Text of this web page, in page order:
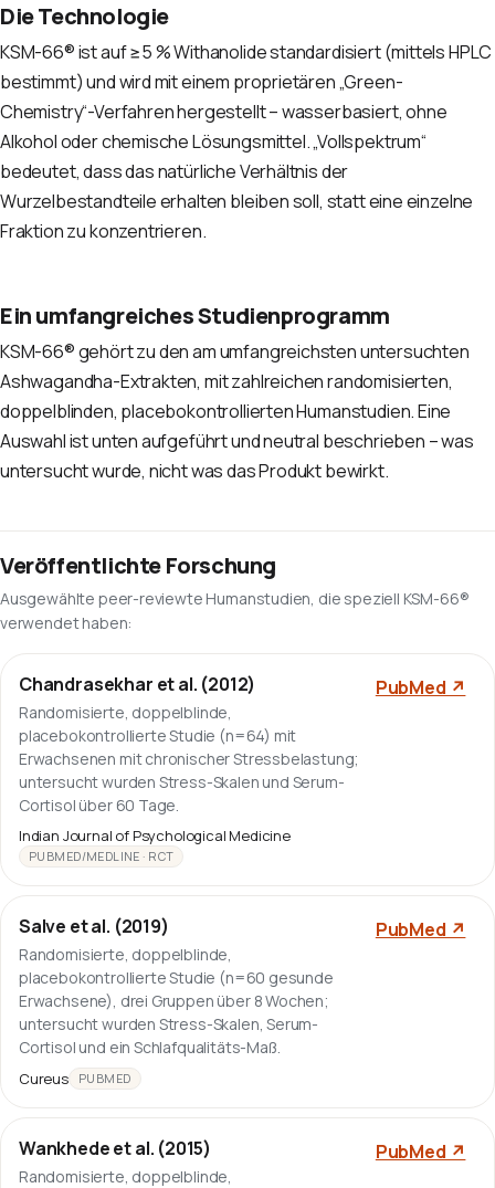
Die Technologie
KSM-66® ist auf ≥5 % Withanolide standardisiert (mittels HPLC
bestimmt) und wird mit einem proprietären „Green-
Chemistry“-Verfahren hergestellt – wasserbasiert, ohne
Alkohol oder chemische Lösungsmittel. „Vollspektrum“
bedeutet, dass das natürliche Verhältnis der
Wurzelbestandteile erhalten bleiben soll, statt eine einzelne
Fraktion zu konzentrieren.
Ein umfangreiches Studienprogramm
KSM-66® gehört zu den am umfangreichsten untersuchten
Ashwagandha-Extrakten, mit zahlreichen randomisierten,
doppelblinden, placebokontrollierten Humanstudien. Eine
Auswahl ist unten aufgeführt und neutral beschrieben – was
untersucht wurde, nicht was das Produkt bewirkt.
Veröffentlichte Forschung
Ausgewählte peer-reviewte Humanstudien, die speziell KSM-66®
verwendet haben:
Chandrasekhar et al. (2012)
Randomisierte, doppelblinde,
placebokontrollierte Studie (n=64) mit
Erwachsenen mit chronischer Stressbelastung;
untersucht wurden Stress-Skalen und Serum-
Cortisol über 60 Tage.
Indian Journal of Psychological Medicine
PUBMED/MEDLINE · RCT
PubMed ↗
Salve et al. (2019)
Randomisierte, doppelblinde,
placebokontrollierte Studie (n=60 gesunde
Erwachsene), drei Gruppen über 8 Wochen;
untersucht wurden Stress-Skalen, Serum-
Cortisol und ein Schlafqualitäts-Maß.
Cureus PUBMED
PubMed ↗
Wankhede et al. (2015)
Randomisierte, doppelblinde,
PubMed ↗